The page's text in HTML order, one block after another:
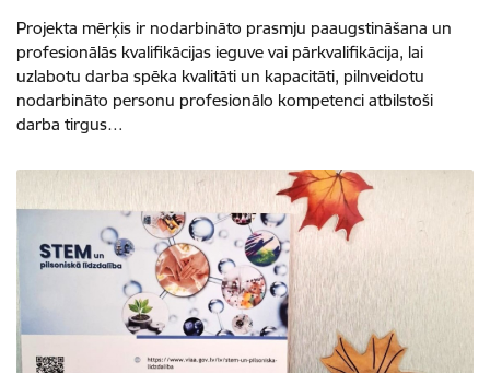
Projekta mērķis ir nodarbināto prasmju paaugstināšana un
profesionālās kvalifikācijas ieguve vai pārkvalifikācija, lai
uzlabotu darba spēka kvalitāti un kapacitāti, pilnveidotu
nodarbināto personu profesionālo kompetenci atbilstoši
darba tirgus…